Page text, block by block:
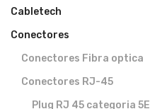
Cabletech
Conectores
Conectores Fibra optica
Conectores RJ-45
Plug RJ 45 categoria 5E